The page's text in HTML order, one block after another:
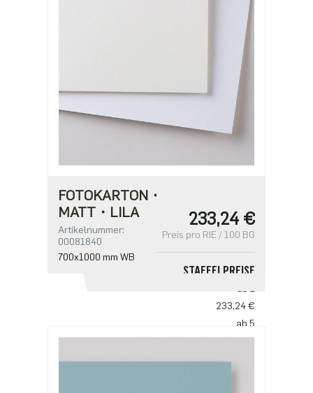
8,16 €
ab 500
6,53 €
FOTOKARTON・
MATT・LILA
Artikelnummer:
00081840
700x1000 mm WB
233,24 €
Preis pro RIE / 100 BG
STAFFELPREISE
ab 1
233,24 €
ab 5
185,22 €